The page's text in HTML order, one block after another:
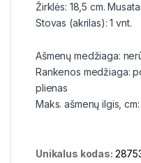
Žirklės: 18,5 cm.
Stovas (akrilas): 1 vnt.
Ašmenų medžiaga:
Rankenos medžiaga:
plienas
Maks. ašmenų ilgis,
Unikalus kodas: